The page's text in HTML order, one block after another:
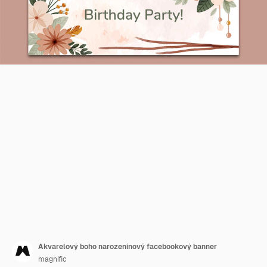
Akvarelový boho narozeninový facebookový banner
magnific